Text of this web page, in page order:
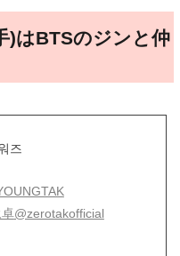
)はBTSのジンと仲
즈
@zerotakofficial